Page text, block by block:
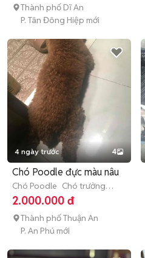
Thành phố Dĩ An
P. Tân Đông Hiệp mới
4 ngày trước 4
Chó Poodle đực màu nâu
Chó Poodle Chó trưởng
thành (hơn 1 tuổi)
2.000.000 đ
Thành phố Thuận An
P. An Phú mới